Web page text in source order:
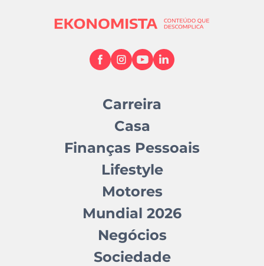
Carreira
Casa
Finanças Pessoais
Lifestyle
Motores
Mundial 2026
Negócios
Sociedade